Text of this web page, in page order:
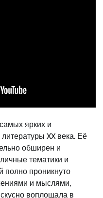
ярких и
XX века. Её
обширен и
тематики и
полно проникнуто
и мыслями,
воплощала в